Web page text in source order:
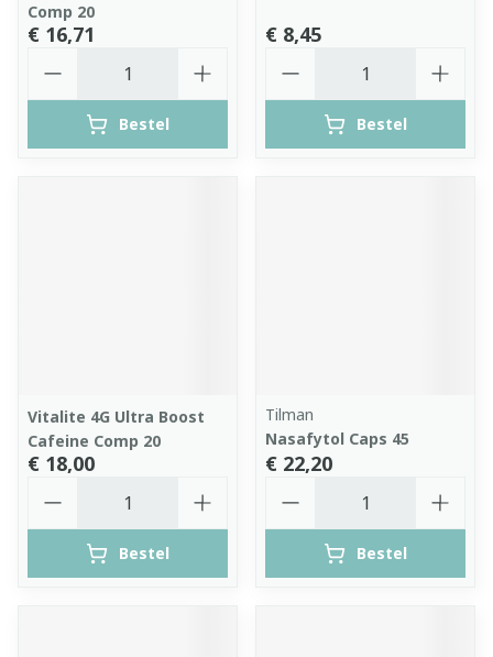
Comp 20
€ 16,71
Bestel
€ 8,45
Bestel
Vitalite 4G Ultra Boost
Cafeine Comp 20
€ 18,00
Bestel
Tilman
Nasafytol Caps 45
€ 22,20
Bestel